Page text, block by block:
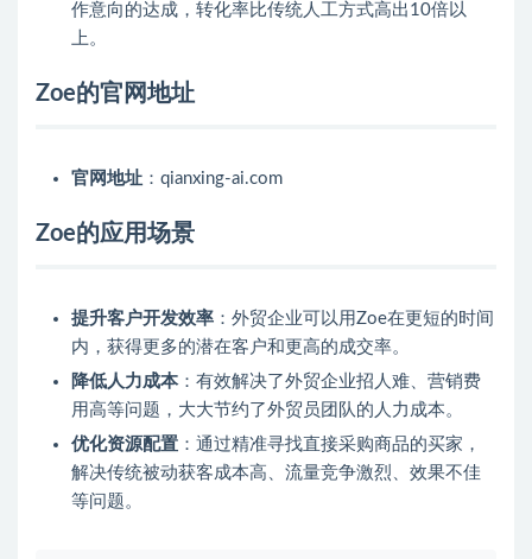
作意向的达成，转化率比传统人工方式高出10倍以
上。
Zoe的官网地址
官网地址 ：qianxing-ai.com
Zoe的应用场景
提升客户开发效率 ：外贸企业可以用Zoe在更短的时间
内，获得更多的潜在客户和更高的成交率。
降低人力成本：有效解决了外贸企业招人难、营销费
用高等问题，大大节约了外贸员团队的人力成本。
优化资源配置 ：通过精准寻找直接采购商品的买家，
解决传统被动获客成本高、流量竞争激烈、效果不佳
等问题。